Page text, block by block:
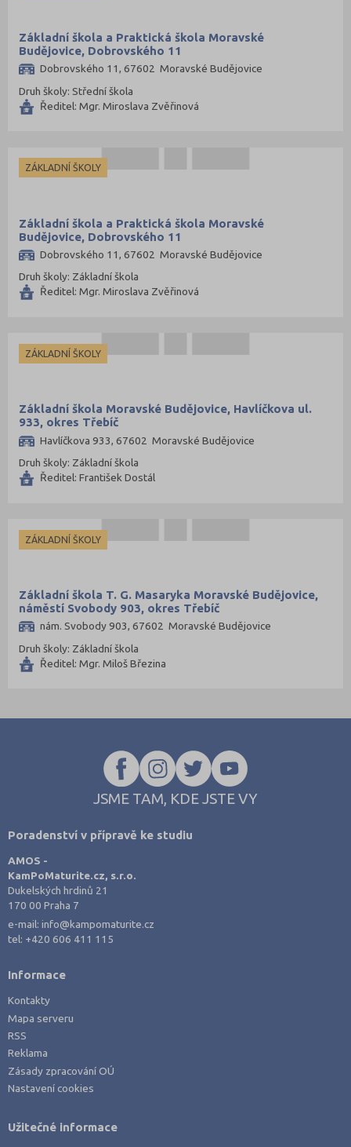
Základní škola a Praktická škola Moravské
Budějovice, Dobrovského 11
Dobrovského 11, 67602 Moravské Budějovice
Druh školy: Střední škola
Ředitel: Mgr. Miroslava Zvěřinová
ZÁKLADNÍ ŠKOLY
Základní škola a Praktická škola Moravské
Budějovice, Dobrovského 11
Dobrovského 11, 67602 Moravské Budějovice
Druh školy: Základní škola
Ředitel: Mgr. Miroslava Zvěřinová
ZÁKLADNÍ ŠKOLY
Základní škola Moravské Budějovice, Havlíčkova ul.
933, okres Třebíč
Havlíčkova 933, 67602 Moravské Budějovice
Druh školy: Základní škola
Ředitel: František Dostál
ZÁKLADNÍ ŠKOLY
Základní škola T. G. Masaryka Moravské Budějovice,
náměstí Svobody 903, okres Třebíč
nám. Svobody 903, 67602 Moravské Budějovice
Druh školy: Základní škola
Ředitel: Mgr. Miloš Březina
JSME TAM, KDE JSTE VY
Poradenství v přípravě ke studiu
AMOS -
KamPoMaturite.cz, s.r.o.
Dukelských hrdinů 21
170 00 Praha 7
e-mail:info@kampomaturite.cz
tel: +420 606 411 115
Informace
Kontakty
Mapa serveru
RSS
Reklama
Zásady zpracování OÚ
Nastavení cookies
Užitečné informace